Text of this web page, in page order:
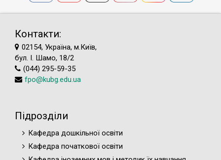
Контакти:
02154, Україна, м.Київ,
бул. І. Шамо, 18/2
(044) 295-59-35
fpo@kubg.edu.ua
Підрозділи
Кафедра дошкільної освіти
Кафедра початкової освіти